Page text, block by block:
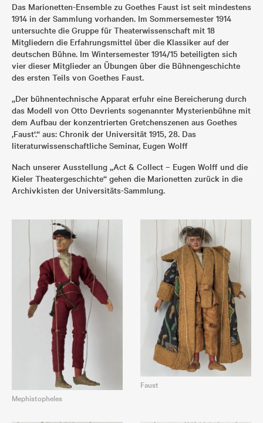
Das Marionetten-Ensemble zu Goethes Faust ist seit mindestens
1914 in der Sammlung vorhanden. Im Sommersemester 1914
untersuchte die Gruppe für Theaterwissenschaft mit 18
Mitgliedern die Erfahrungsmittel über die Klassiker auf der
deutschen Bühne. Im Wintersemester 1914/15 beteiligten sich
vier dieser Mitglieder an Übungen über die Bühnengeschichte
des ersten Teils von Goethes Faust.
„Der bühnentechnische Apparat erfuhr eine Bereicherung durch
das Modell von Otto Devrients sogenannter Mysterienbühne mit
dem Aufbau der konzentrierten Gretchenszenen aus Goethes
‚Faust‘.“ aus: Chronik der Universität 1915, 28. Das
literaturwissenschaftliche Seminar, Eugen Wolff
Nach unserer Ausstellung „Act & Collect – Eugen Wolff und die
Kieler Theatergeschichte“ gehen die Marionetten zurück in die
Archivkisten der Universitäts-Sammlung.
Mephistopheles
Faust